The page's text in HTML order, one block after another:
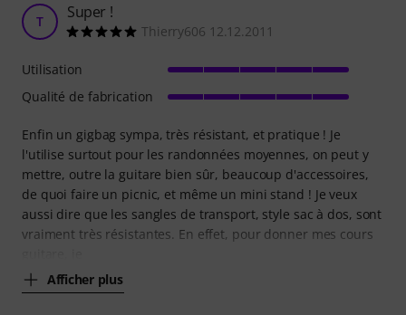
T Super !
Thierry606 12.12.2011
Enfin un gigbag sympa, très résistant, et pratique ! Je
l'utilise surtout pour les randonnées moyennes, on peut y
mettre, outre la guitare bien sûr, beaucoup d'accessoires,
de quoi faire un picnic, et même un mini stand ! Je veux
aussi dire que les sangles de transport, style sac à dos, sont
vraiment très résistantes. En effet, pour donner mes cours
Afficher plus
Utilisation
Qualité de fabrication